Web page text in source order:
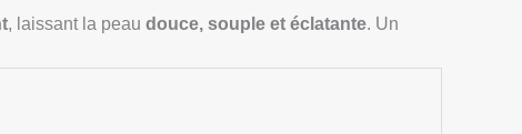
, laissant la peau douce, souple et éclatante. Un